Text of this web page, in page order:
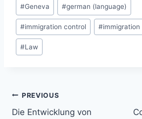
#Geneva #german (language)
#immigration control #immigration
#Law
Post
navigation
PREVIOUS
Die Entwicklung von